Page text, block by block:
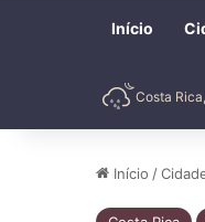
Início
Costa
Início /